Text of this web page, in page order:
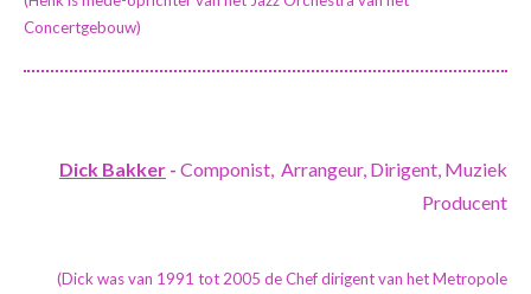
Concertgebouw)
Dick Bakker - Componist, Arrangeur, Dirigent, Muziek
Producent
(Dick was van 1991 tot 2005 de Chef dirigent van het Metropole